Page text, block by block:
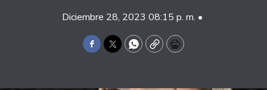
Diciembre 28, 2023 08:15 p. m. •
Facebook
TwitterWhatsApp
CopyPrint